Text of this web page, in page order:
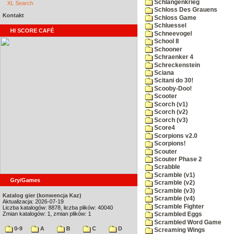
XL Search
Kontakt
HI SCORE CAFÉ
Gry/Games
Katalog gier (konwencja Kaz)
Aktualizacja: 2026-07-19
Liczba katalogów: 8878, liczba plików: 40040
Zmian katalogów: 1, zmian plików: 1
0-9 A B C
D
Schlangenkrieg
Schloss Des Grauens
Schloss Game
Schluessel
Schneevogel
School II
Schooner
Schraenker 4
Schreckenstein
Sciana
Scitani do 30!
Scooby-Doo!
Scooter
Scorch (v1)
Scorch (v2)
Scorch (v3)
Score4
Scorpions v2.0
Scorpions!
Scouter
Scouter Phase 2
Scrabble
Scramble (v1)
Scramble (v2)
Scramble (v3)
Scramble (v4)
Scramble Fighter
Scrambled Eggs
Scrambled Word Game
Screaming Wings